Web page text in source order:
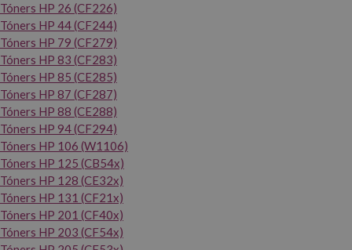
Tóners HP 26 (CF226)
Tóners HP 44 (CF244)
Tóners HP 79 (CF279)
Tóners HP 83 (CF283)
Tóners HP 85 (CE285)
Tóners HP 87 (CF287)
Tóners HP 88 (CE288)
Tóners HP 94 (CF294)
Tóners HP 106 (W1106)
Tóners HP 125 (CB54x)
Tóners HP 128 (CE32x)
Tóners HP 131 (CF21x)
Tóners HP 201 (CF40x)
Tóners HP 203 (CF54x)